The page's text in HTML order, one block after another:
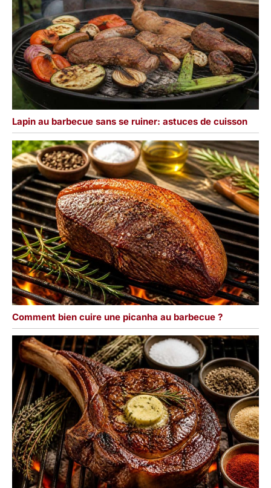
nous contacter.
Lapin au barbecue sans se ruiner: astuces de cuisson
Comment bien cuire une picanha au barbecue ?